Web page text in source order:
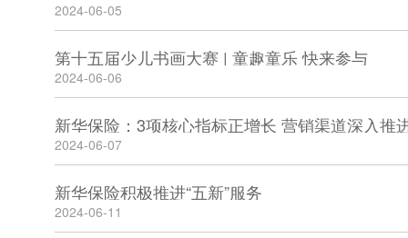
2024-06-05
第十五届少儿书画大赛 | 童趣童乐 快来参与
2024-06-06
新华保险：3项核心指标正增长 营销渠道深入推
2024-06-07
新华保险积极推进“五新”服务
2024-06-11